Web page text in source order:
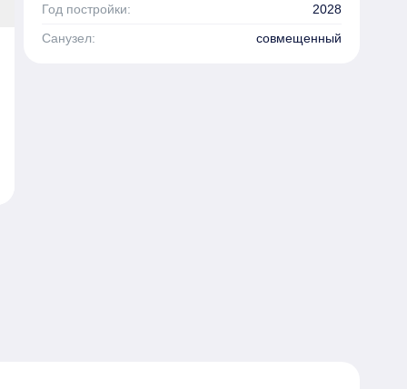
Год постройки:
2028
Санузел:
совмещенный